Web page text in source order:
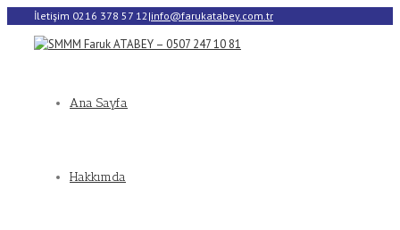
İletişim 0216 378 57 12|info@farukatabey.com.tr
Ana Sayfa
Hakkımda